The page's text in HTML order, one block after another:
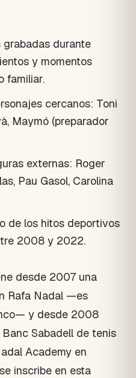
grabadas durante
y momentos
familiar.
cercanos: Toni
Maymó (preparador
externas: Roger
Pau Gasol, Carolina
de los hitos deportivos
2008 y 2022.
desde 2007 una
Rafa Nadal —es
y desde 2008
Sabadell de tenis
Academy en
inscribe en esta